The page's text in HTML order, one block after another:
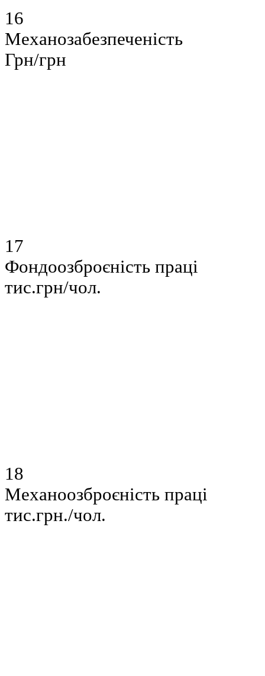
16
Механозабезпеченість
Грн/грн
17
Фондоозброєність праці
тис.грн/чол.
18
Механоозброєність праці
тис.грн./чол.